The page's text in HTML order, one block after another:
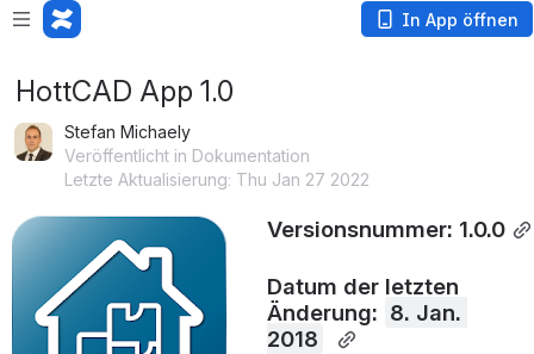
In App öffnen
HottCAD App 1.0
Stefan Michaely
Veröffentlicht in Dokumentation
Letzte Aktualisierung: Thu Jan 27 2022
öffnen Versionsnummer: 1.0.0
Datum der letzten
Änderung: 8. Jan.
2018